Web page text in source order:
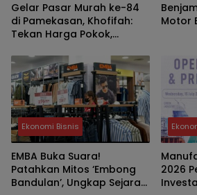
Gelar Pasar Murah ke-84
di Pamekasan, Khofifah:
Tekan Harga Pokok,
UMKM
Motor
Ekonomi Bisnis
EMBA Buka Suara!
Patahkan Mitos ‘Embong
Bandulan’, Ungkap Sejarah
2026